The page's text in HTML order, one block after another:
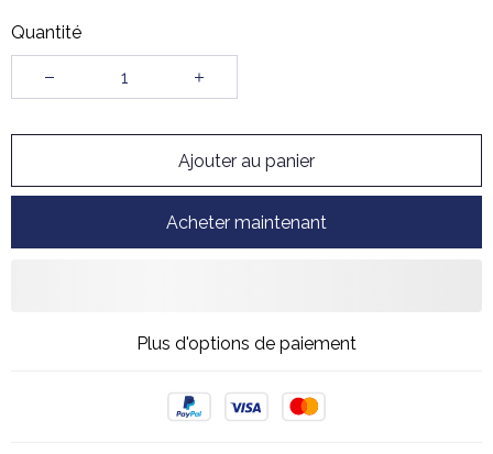
Quantité
Ajouter au panier
Acheter maintenant
Plus d'options de paiement